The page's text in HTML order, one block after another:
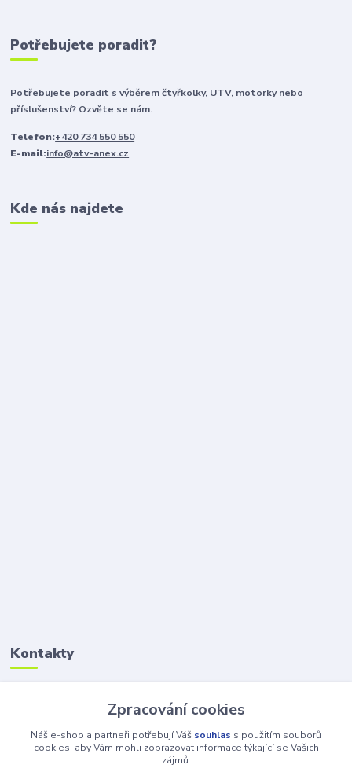
Potřebujete poradit?
Potřebujete poradit s výběrem čtyřkolky, UTV, motorky nebo
příslušenství? Ozvěte se nám.
Telefon:+420 734 550 550
E-mail:info@atv-anex.cz
Kde nás najdete
Kontakty
Petr Šolin
+420 734 550 550
(Po-Pá, 8-17 hod.) So, 8-12
Zpracování cookies
Náš e-shop a partneři potřebují Váš souhlas s použitím souborů
cookies, aby Vám mohli zobrazovat informace týkající se Vašich
zájmů.